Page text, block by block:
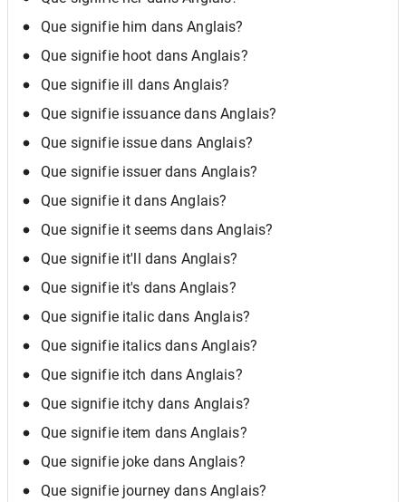
Que signifie him dans Anglais?
Que signifie hoot dans Anglais?
Que signifie ill dans Anglais?
Que signifie issuance dans Anglais?
Que signifie issue dans Anglais?
Que signifie issuer dans Anglais?
Que signifie it dans Anglais?
Que signifie it seems dans Anglais?
Que signifie it'll dans Anglais?
Que signifie it's dans Anglais?
Que signifie italic dans Anglais?
Que signifie italics dans Anglais?
Que signifie itch dans Anglais?
Que signifie itchy dans Anglais?
Que signifie item dans Anglais?
Que signifie joke dans Anglais?
Que signifie journey dans Anglais?